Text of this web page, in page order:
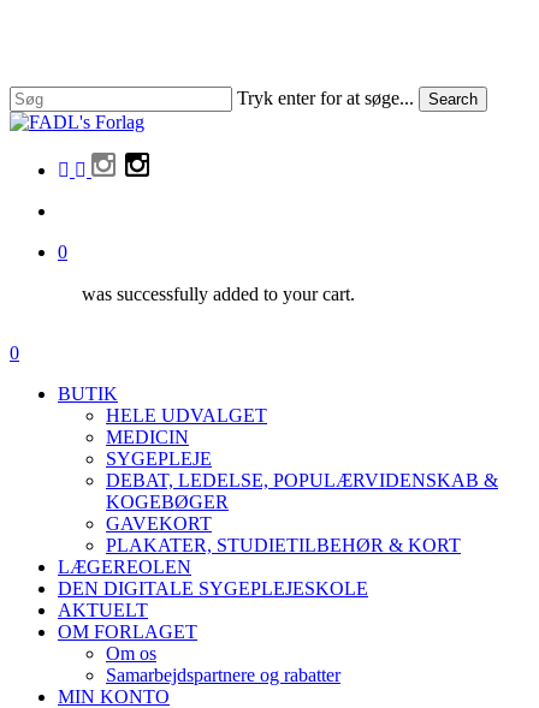
content
Tryk enter for at søge... Search
Close
facebook
linkedin
instagram
0
was successfully added to your cart.
Menu
search
0
BUTIK
HELE UDVALGET
MEDICIN
SYGEPLEJE
DEBAT, LEDELSE, POPULÆRVIDENSKAB &
KOGEBØGER
GAVEKORT
PLAKATER, STUDIETILBEHØR & KORT
LÆGEREOLEN
DEN DIGITALE SYGEPLEJESKOLE
AKTUELT
OM FORLAGET
Om os
Samarbejdspartnere og rabatter
MIN KONTO